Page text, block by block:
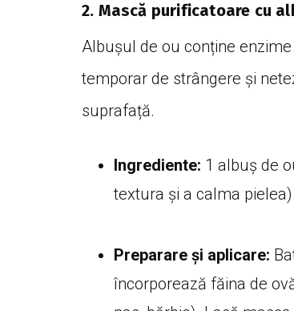
2. Mască purificatoare cu
Albușul de ou conține
temporar de strângere și
suprafață.
Ingrediente: 1 albuș de
textura și a calma pielea).
Preparare și aplicare:
încorporează făina de